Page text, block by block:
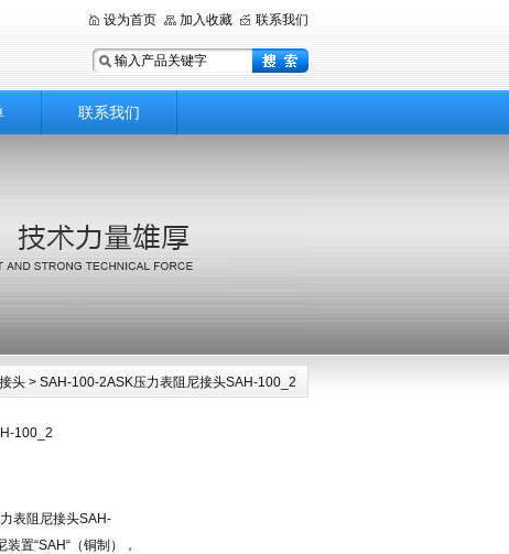
设为首页 加入收藏 联系我们
联系我们
头 > SAH-100-2ASK压力表阻尼接头SAH-100_2
100_2
表阻尼接头SAH-
置“SAH“（铜制），